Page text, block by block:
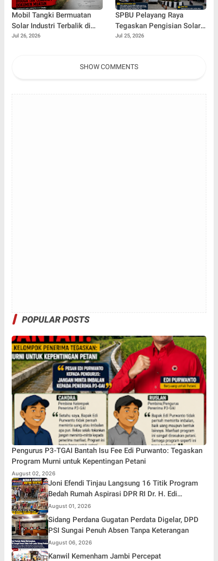
Mobil Tangki Bermuatan
Solar Industri Terbalik di
Bedeng V Diduga Tak
Jul 26, 2026
SPBU Pelayang Raya
Tegaskan Pengisian Solar
Subsidi Kendaraan Truck
Jul 25, 2026
SHOW COMMENTS
POPULAR POSTS
Pengurus P3-TGAI Bantah Isu Fee Edi Purwanto: Tegaskan
Program Murni untuk Kepentingan Petani
August 02, 2026
Joni Efendi Tinjau Langsung 16 Titik Program
Bedah Rumah Aspirasi DPR RI Dr. H. Edi
Purwanto di Kecamatan Gunung Kerinci
August 01, 2026
Sidang Perdana Gugatan Perdata Digelar, DPD
PSI Sungai Penuh Absen Tanpa Keterangan
August 06, 2026
Kanwil Kemenham Jambi Percepat